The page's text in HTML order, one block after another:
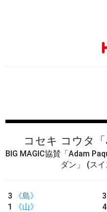
コセキ コウタ
BIG MAGIC協賛「Adam
ダン」
(ス
3
《島》
1
《山》
3
4